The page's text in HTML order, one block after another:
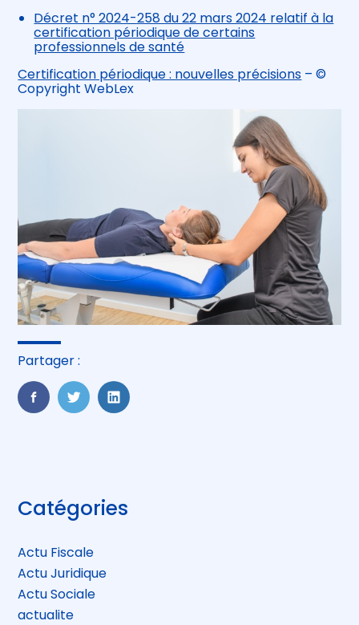
Décret n° 2024-258 du 22 mars 2024 relatif à la
certification périodique de certains
professionnels de santé
Certification périodique : nouvelles précisions – ©
Copyright WebLex
Partager :
FaceBook
TwitterLinkedIn
Blog
sidebar
Catégories
Actu Fiscale
Actu Juridique
Actu Sociale
actualite